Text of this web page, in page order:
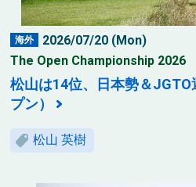
海外
2026/07/20 (Mon)
The Open Championship 2026
松山は14位、日本勢＆
プン）
松山 英樹